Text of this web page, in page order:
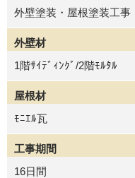
外壁塗装・屋根塗装工事
外壁材
1階ｻｲﾃﾞｨﾝｸﾞ/2階ﾓﾙﾀﾙ
屋根材
ﾓﾆｴﾙ瓦
工事期間
16日間